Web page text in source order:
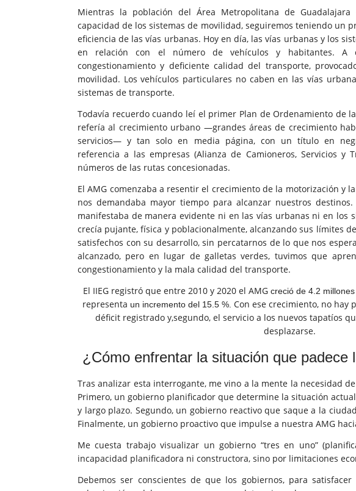
Mientras la población del Área Metropolitana de
capacidad de los sistemas de movilidad, seguiremos teniendo un
eficiencia de las vías urbanas. Hoy en día, las vías urbanas y los
en relación con el número de vehículos y habitantes. A
congestionamiento y deficiente calidad del transporte,
movilidad. Los vehículos particulares no caben en las vías
sistemas de transporte.
Todavía recuerdo cuando leí el primer Plan de Ordenamiento de la
refería al crecimiento urbano —grandes áreas de crecimiento
servicios— y tan solo en media página, con un título en
referencia a las empresas (Alianza de Camioneros, Servicios y
números de las rutas concesionadas.
El AMG comenzaba a resentir el crecimiento de la motorización y
nos demandaba mayor tiempo para alcanzar nuestros
manifestaba de manera evidente ni en las vías urbanas ni en los
crecía pujante, física y poblacionalmente, alcanzando sus límites
satisfechos con su desarrollo, sin percatarnos de lo que nos
alcanzado, pero en lugar de galletas verdes, tuvimos que
congestionamiento y la mala calidad del transporte.
El IIEG registró que entre 2010 y 2020 el AMG creció de 4.2 millones
representa un incremento del 15.5 %.Con ese crecimiento, no hay
déficit registrado y,segundo, el servicio a los nuevos tapatíos
desplazarse.
¿Cómo enfrentar la situación que padece
Tras analizar esta interrogante, me vino a la mente la necesidad
Primero, un gobierno planificador que determine la situación
y largo plazo. Segundo, un gobierno reactivo que saque a la
Finalmente, un gobierno proactivo que impulse a nuestra AMG
Me cuesta trabajo visualizar un gobierno “tres en uno”
incapacidad planificadora ni constructora, sino por limitaciones
Debemos ser conscientes de que los gobiernos, para